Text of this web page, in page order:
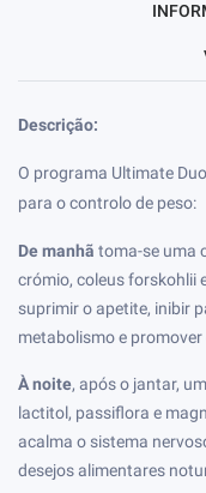
Descrição:
O programa Ultimate
para o controlo de peso:
De manhã toma-se uma
crómio, coleus forskohlii
suprimir o apetite, inibir
metabolismo e
À noite, após o jantar,
lactitol, passiflora e
acalma o sistema
desejos alimentares